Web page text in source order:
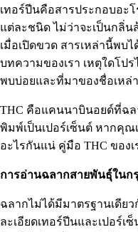
เทอร์ปีนคือสารประกอบอะ
แต่ละชนิด ไม่ว่าจะเป็นกลิ่
เมื่อเปิดขวด สารเหล่านี้พ
บทความของเรา เหตุใดโป
พบบ่อยและที่มาของชื่อเหล่
THC คือแคนนาบินอยด์ที่ฉ
พิมพ์เป็นเปอร์เซ็นต์ หากคุณ
อะไรกันแน่ คู่มือ THC ของเ
การอ่านฉลากสายพันธุ์ในก
ฉลากไม่ได้มีมาตรฐานเดีย
ละเอียดเทอร์ปีนและเปอร์